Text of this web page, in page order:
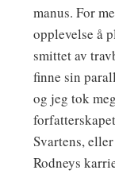
manus. For
opplevelse å
smittet av
finne sin
og jeg tok
Svartens,
Rodneys